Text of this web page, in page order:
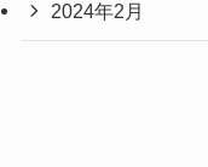
2024年2月